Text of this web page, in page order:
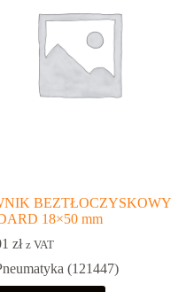
BEZTŁOCZYSKOWY
18×50 mm
zł z VAT
(121447)